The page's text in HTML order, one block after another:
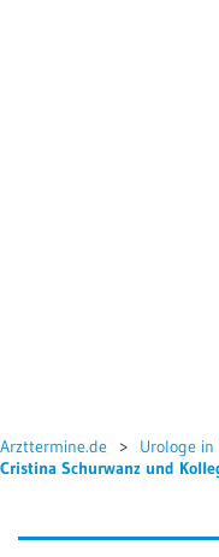
Arzttermine.de Urologe in
Cristina Schurwanz und